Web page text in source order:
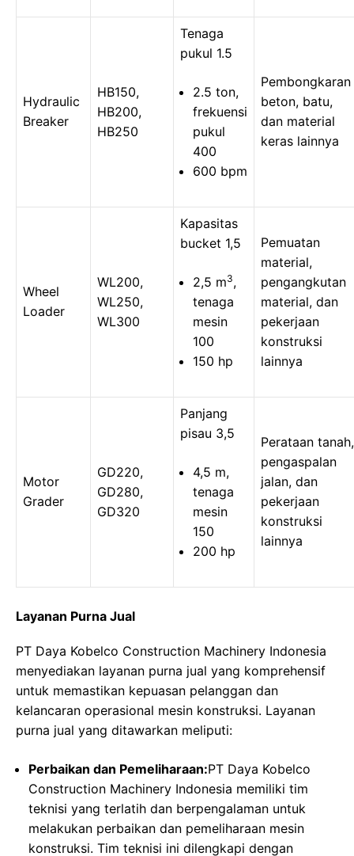
Hydraulic
Breaker
HB150,
HB200,
HB250
Tenaga
pukul 1.5
2.5 ton,
frekuensi
pukul
400
600 bpm
Pembongkaran
beton, batu,
dan material
keras lainnya
Wheel
Loader
WL200,
WL250,
WL300
Kapasitas
bucket 1,5
2,5 m3,
tenaga
mesin
100
150 hp
Pemuatan
material,
pengangkutan
material, dan
pekerjaan
konstruksi
lainnya
Motor
Grader
GD220,
GD280,
GD320
Panjang
pisau 3,5
4,5 m,
tenaga
mesin
150
200 hp
Perataan tanah,
pengaspalan
jalan, dan
pekerjaan
konstruksi
lainnya
Layanan Purna Jual
PT Daya Kobelco Construction Machinery Indonesia
menyediakan layanan purna jual yang komprehensif
untuk memastikan kepuasan pelanggan dan
kelancaran operasional mesin konstruksi. Layanan
purna jual yang ditawarkan meliputi:
Perbaikan dan Pemeliharaan:PT Daya Kobelco
Construction Machinery Indonesia memiliki tim
teknisi yang terlatih dan berpengalaman untuk
melakukan perbaikan dan pemeliharaan mesin
konstruksi. Tim teknisi ini dilengkapi dengan